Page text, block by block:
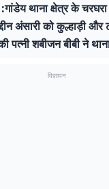
थाना क्षेत्र के चरघरा
अंसारी को कुल्हाड़ी
पत्नी शबीजन बीबी ने
विज्ञापन